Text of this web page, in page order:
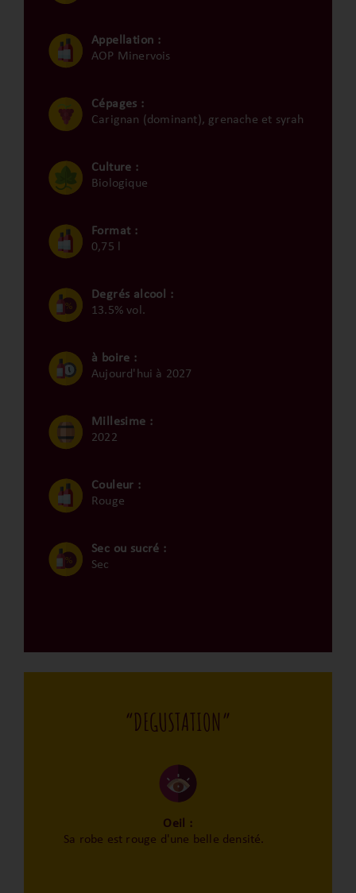
Appellation :
AOP Minervois
Cépages :
Carignan (dominant), grenache et syrah
Culture :
Biologique
Format :
0,75 l
Degrés alcool :
13.5% vol.
à boire :
Aujourd'hui à 2027
Millesime :
2022
Couleur :
Rouge
Sec ou sucré :
Sec
“DEGUSTATION”
Oeil :
Sa robe est rouge d'une belle densité.